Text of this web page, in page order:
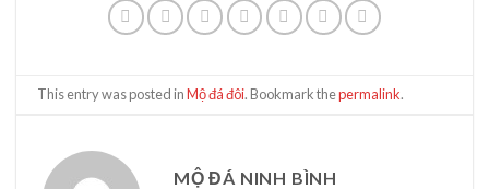
This entry was posted inMộ đá đôi. Bookmark thepermalink.
MỘ ĐÁ NINH BÌNH